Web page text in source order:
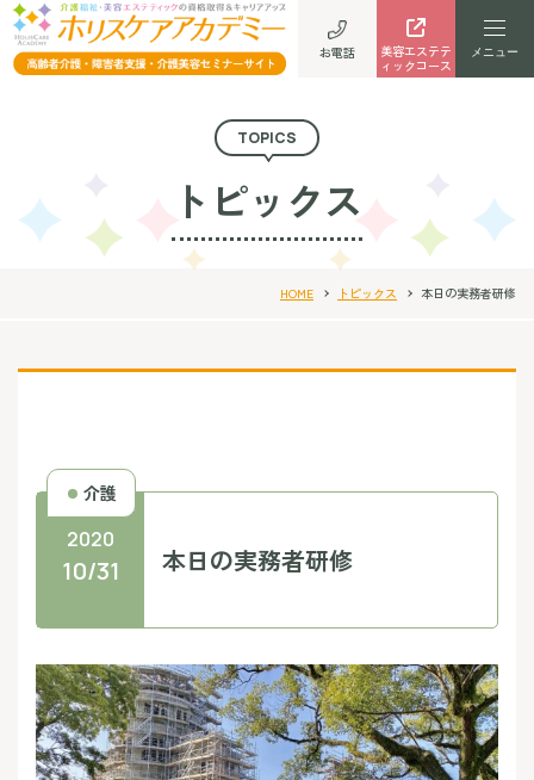
お電話
美容エステテ
ィックコース
TOPICS
トピックス
HOME トピックス 本日の実務者研修
介護
2020
10/31 本日の実務者研修